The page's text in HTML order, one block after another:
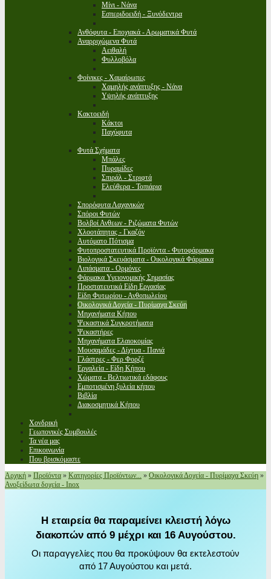
Μίνι - Νάνα
Εσπεριδοειδή - Ξυνόδεντρα
Ανθόφυτα - Εποχιακά - Αρωματικά Φυτά
Αναρριχώμενα Φυτά
Αειθαλή
Φυλλοβόλα
Φοίνικες - Χαμαίρωπες
Χαμηλής ανάπτυξης - Νάνα
Υψηλής ανάπτυξης
Κακτοειδή
Κάκτοι
Παχύφυτα
Φυτά Σχήματα
Μπάλες
Πυραμίδες
Σπιράλ - Στριφτά
Ελεύθερα - Τοπιάρια
Σπορόφυτα Λαχανικών
Σπόροι Φυτών
Βολβοί Ανθεων - Ριζώματα Φυτών
Χλοοτάπητας - Γκαζόν
Αυτόματο Πότισμα
Φυτοπροστατευτικά Προϊόντα - Φυτοφάρμακα
Βιολογικά Σκευάσματα - Οικολογικά Φάρμακα
Λιπάσματα - Ορμόνες
Φάρμακα Υγειονομικής Σημασίας
Προστατευτικά Είδη Εργασίας
Είδη Φυτωρίου - Ανθοπωλείου
Οικολογικά Δοχεία - Πυρίμαχα Σκεύη
Μηχανήματα Κήπου
Ψεκαστικά Συγκροτήματα
Ψεκαστήρες
Μηχανήματα Ελαιοκομίας
Μουσαμάδες - Δίχτυα - Πανιά
Γλάστρες - Φερ Φορζέ
Εργαλεία - Είδη Κήπου
Χώματα - Βελτιωτικά εδάφους
Εμποτισμένη ξυλεία κήπου
Βιβλία
Διακοσμητικά Κήπου
Χονδρική
Γεωπονικές Συμβουλές
Τα νέα μας
Επικοινωνία
Που βρισκόμαστε
Αρχική » Προϊόντα » Κατηγορίες Προϊόντων... » Οικολογικά Δοχεία - Πυρίμαχα Σκεύη »
Ανοξείδωτα δοχεία - Inox
Η εταιρεία θα παραμείνει κλειστή λόγω
διακοπών από 9 μέχρι και 16 Αυγούστου.
Οι παραγγελίες που θα προκύψουν θα εκτελεστούν
από 17 Αυγούστου και μετά.